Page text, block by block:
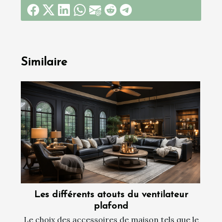
Similaire
Les différents atouts du ventilateur
plafond
Le choix des accessoires de maison tels que le